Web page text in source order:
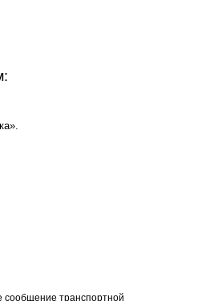
сообщение транспортной